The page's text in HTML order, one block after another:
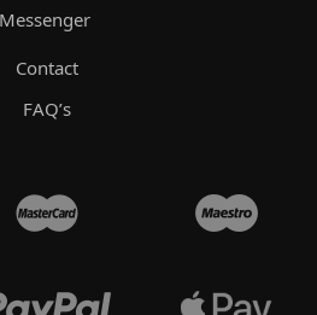
Messenger
Contact
FAQ’s